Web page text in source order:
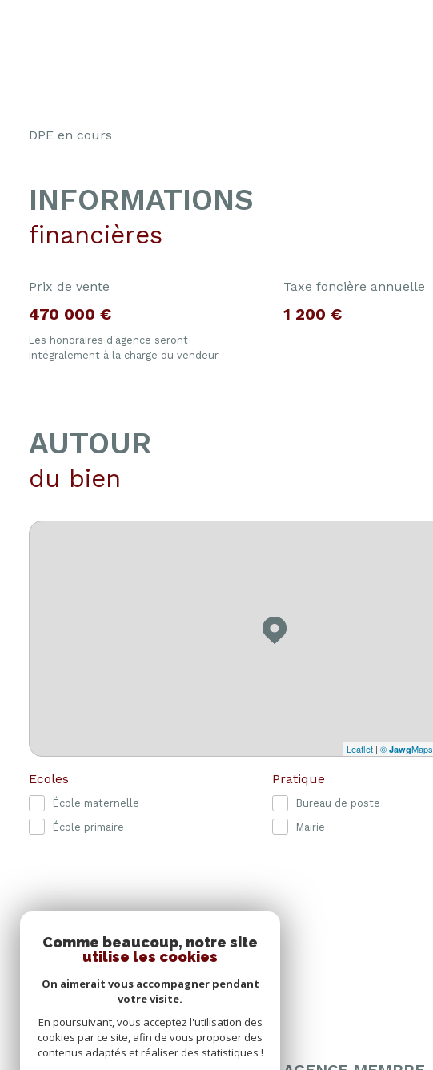
DPE en cours
INFORMATIONS
financières
Prix de vente
470 000 €
Les honoraires d'agence seront
intégralement à la charge du vendeur
Taxe foncière annuelle
1 200 €
AUTOUR
du bien
Leaflet | © JawgMaps
Ecoles
École maternelle
École primaire
Pratique
Bureau de poste
Mairie
Comme beaucoup, notre site
utilise les cookies
On aimerait vous accompagner pendant
votre visite.
En poursuivant, vous acceptez l'utilisation des
cookies par ce site, afin de vous proposer des
contenus adaptés et réaliser des statistiques !